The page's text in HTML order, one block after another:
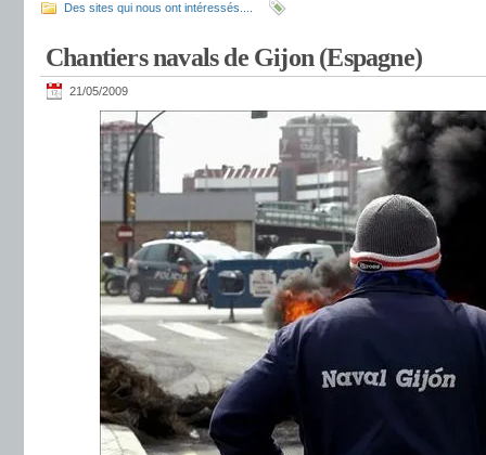
Des sites qui nous ont intéressés....
Chantiers navals de Gijon (Espagne)
21/05/2009